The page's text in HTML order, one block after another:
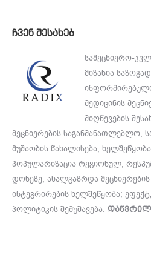
ჩვენ შესახებ
სამეცნიერო-
მიზანია
მედიცინის
მიღწევების
მეცნიერების საგანმანათლებლო,
მუშაობის წახალისება,
პოპულარიზაცია რეგიონულ,
დონეზე; ახალგაზრდა
ინტეგრირების ხელშეწყობა;
პოლიტიკის შემუშავება.